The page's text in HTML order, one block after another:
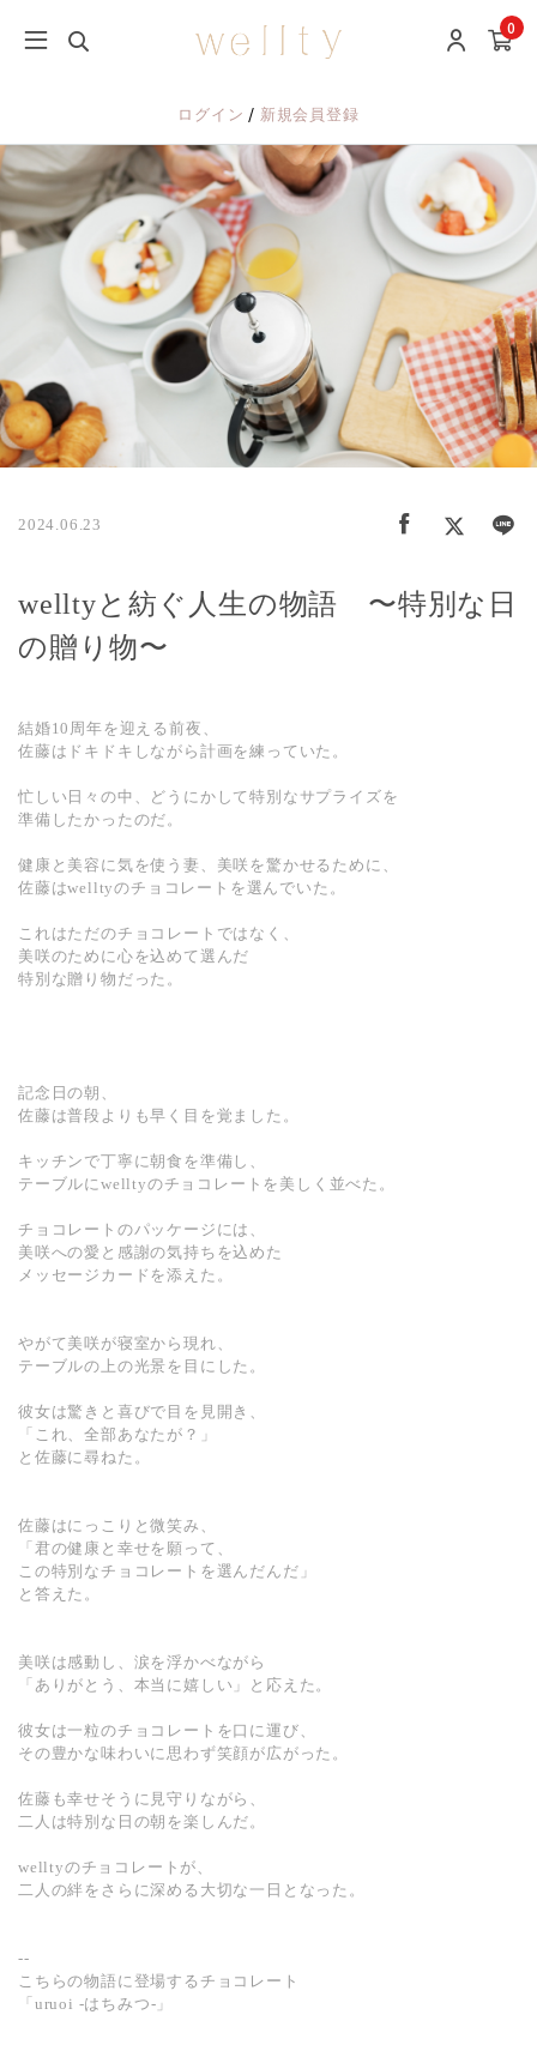
0
ログイン/ 新規会員登録
2024.06.23
welltyと紡ぐ人生の物語 〜特別な日
の贈り物〜
結婚10周年を迎える前夜、
佐藤はドキドキしながら計画を練っていた。
忙しい日々の中、どうにかして特別なサプライズを
準備したかったのだ。
健康と美容に気を使う妻、美咲を驚かせるために、
佐藤はwelltyのチョコレートを選んでいた。
これはただのチョコレートではなく、
美咲のために心を込めて選んだ
特別な贈り物だった。
記念日の朝、
佐藤は普段よりも早く目を覚ました。
キッチンで丁寧に朝食を準備し、
テーブルにwelltyのチョコレートを美しく並べた。
チョコレートのパッケージには、
美咲への愛と感謝の気持ちを込めた
メッセージカードを添えた。
やがて美咲が寝室から現れ、
テーブルの上の光景を目にした。
彼女は驚きと喜びで目を見開き、
「これ、全部あなたが？」
と佐藤に尋ねた。
佐藤はにっこりと微笑み、
「君の健康と幸せを願って、
この特別なチョコレートを選んだんだ」
と答えた。
美咲は感動し、涙を浮かべながら
「ありがとう、本当に嬉しい」と応えた。
彼女は一粒のチョコレートを口に運び、
その豊かな味わいに思わず笑顔が広がった。
佐藤も幸せそうに見守りながら、
二人は特別な日の朝を楽しんだ。
welltyのチョコレートが、
二人の絆をさらに深める大切な一日となった。
--
こちらの物語に登場するチョコレート
「uruoi -はちみつ-」